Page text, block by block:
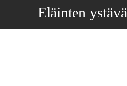
Eläinten ystävä